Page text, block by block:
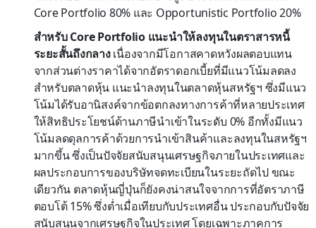
Core Portfolio 80% และ Opportunistic Portfolio 20%
สำหรับ Core Portfolio แนะนำให้ลงทุนในตราสารหนี้
ระยะสั้นถึงกลางเนื่องจากมีโอกาสคาดหวังผลตอบแทน
จากส่วนต่างราคาได้จากอัตราดอกเบี้ยที่มีแนวโน้มลดลง
สำหรับตลาดหุ้น แนะนำลงทุนในตลาดหุ้นสหรัฐฯ ซึ่งมีแนว
โน้มได้รับอานิสงค์จากข้อตกลงทางการค้าที่หลายประเทศ
ให้สิทธิประโยชน์ด้านภาษีนำเข้าในระดับ 0% อีกทั้งมีแนว
โน้มลดดุลการค้าด้วยการนำเข้าสินค้าและลงทุนในสหรัฐฯ
มากขึ้น ซึ่งเป็นปัจจัยสนับสนุนเศรษฐกิจภายในประเทศและ
ผลประกอบการของบริษัทจดทะเบียนในระยะถัดไป ขณะ
เดียวกัน ตลาดหุ้นญี่ปุ่นก็ยังคงน่าสนใจจากการที่อัตราภาษี
ตอบโต้ 15% ซึ่งต่ำเมื่อเทียบกับประเทศอื่น ประกอบกับปัจจัย
สนับสนุนจากเศรษฐกิจในประเทศ โดยเฉพาะภาคการ